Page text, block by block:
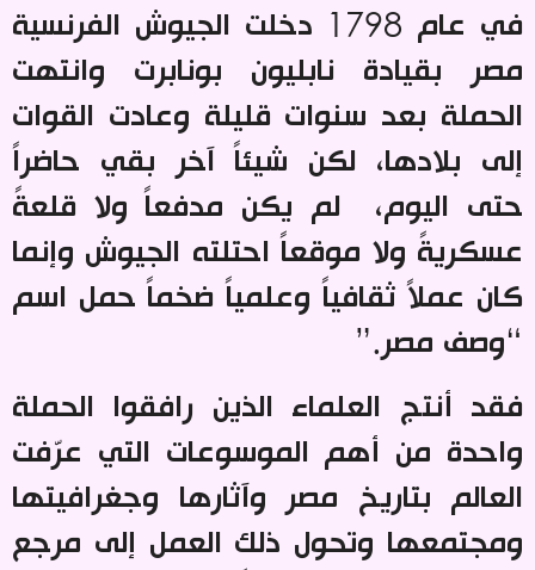
في عام 1798 دخلت الجيوش الفرنسية
مصر بقيادة نابليون بونابرت وانتهت
الحملة بعد سنوات قليلة وعادت القوات
إلى بلادها، لكن شيئاً آخر بقي حاضراً
حتى اليوم، لم يكن مدفعاً ولا قلعةً
عسكريةً ولا موقعاً احتلته الجيوش وإنما
كان عملاً ثقافياً وعلمياً ضخماً حمل اسم
“وصف مصر”.
فقد أنتج العلماء الذين رافقوا الحملة
واحدة من أهم الموسوعات التي عرّفت
العالم بتاريخ مصر وآثارها وجغرافيتها
ومجتمعها وتحول ذلك العمل إلى مرجع